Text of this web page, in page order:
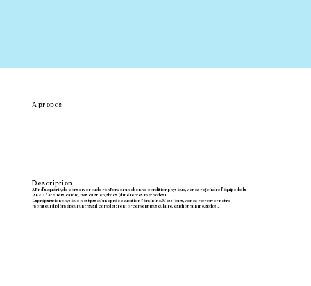
A propos
Description
Afin d’acquérir, de conserver ou de renforcer une bonne condition physique, venez rejoindre l’équipe de la
PESD ! Ateliers cardio, musculation, abdos (différentes méthodes).
La préparation physique n’est pas qu’une préoccupation féminine. Messieurs, venez retrouver notre
moniteur diplômé pour un travail complet : renforcement musculaire, cardio training, abdos…